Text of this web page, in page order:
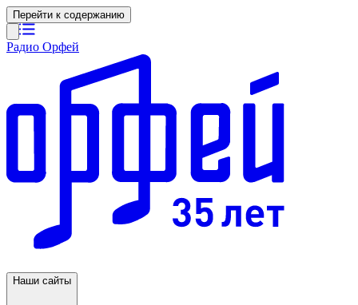
Перейти к содержанию
Радио Орфей
Наши сайты